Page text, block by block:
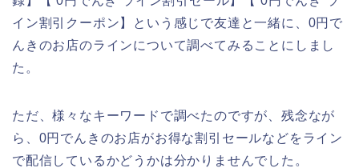
イン割引クーポン】という感じで友達と一緒に、0円で
んきのお店のラインについて調べてみることにしまし
た。
ただ、様々なキーワードで調べたのですが、残念なが
ら、0円でんきのお店がお得な割引セールなどをライン
で配信しているかどうかは分かりませんでした。